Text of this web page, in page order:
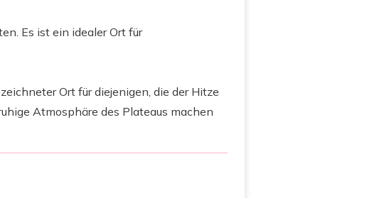
Es ist ein idealer Ort für
Ort für diejenigen, die der Hitze
Atmosphäre des Plateaus machen